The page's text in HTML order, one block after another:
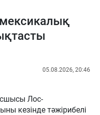
05.08.2026, 20:46
Лос-
кезінде тәжірибелі